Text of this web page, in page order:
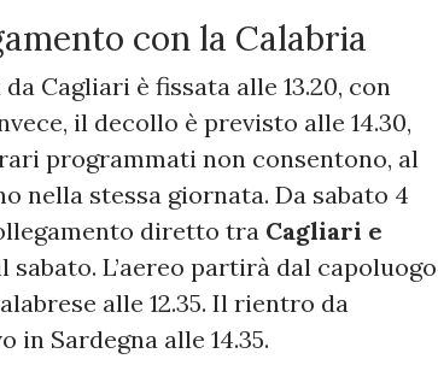
con la Calabria
Cagliari è fissata alle 13.20, con
il decollo è previsto alle 14.30,
programmati non consentono, al
nella stessa giornata. Da sabato 4
diretto tra Cagliari e
L’aereo partirà dal capoluogo
alle 12.35. Il rientro da
in Sardegna alle 14.35.